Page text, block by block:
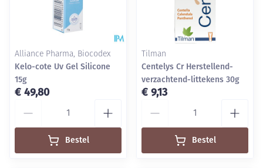
Alliance Pharma, Biocodex
Kelo-cote Uv Gel Silicone
15g
€ 49,80
Bestel
Tilman
Centelys Cr Herstellend-
verzachtend-littekens 30g
€ 9,13
Bestel